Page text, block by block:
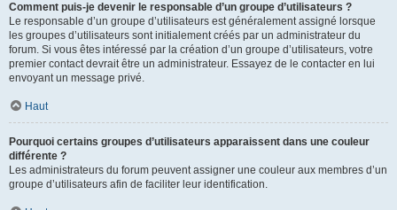
Comment puis-je devenir le responsable d’un groupe d’utilisateurs ?
Le responsable d’un groupe d’utilisateurs est généralement assigné lorsque
les groupes d’utilisateurs sont initialement créés par un administrateur du
forum. Si vous êtes intéressé par la création d’un groupe d’utilisateurs, votre
premier contact devrait être un administrateur. Essayez de le contacter en lui
envoyant un message privé.
Haut
Pourquoi certains groupes d’utilisateurs apparaissent dans une couleur
différente ?
Les administrateurs du forum peuvent assigner une couleur aux membres d’un
groupe d’utilisateurs afin de faciliter leur identification.